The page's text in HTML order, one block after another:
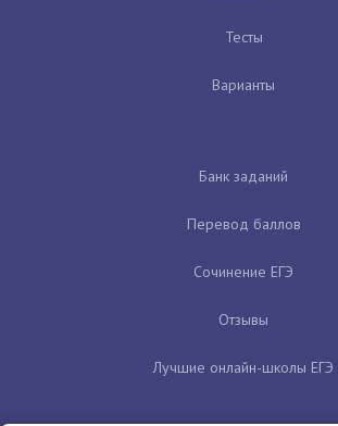
Тесты
Варианты
Банк заданий
Перевод баллов
Сочинение ЕГЭ
Отзывы
Лучшие онлайн-школы ЕГЭ